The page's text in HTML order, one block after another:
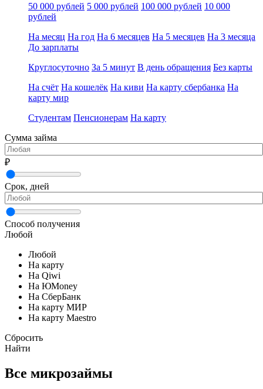
50 000 рублей 5 000 рублей 100 000 рублей 10 000
рублей
На месяц На год На 6 месяцев На 5 месяцев На 3 месяца
До зарплаты
Круглосуточно За 5 минут В день обращения Без карты
На счёт На кошелёк На киви На карту сбербанка На
карту мир
Студентам Пенсионерам На карту
Сумма займа
₽
Срок, дней
Способ получения
Любой
Любой
На карту
На Qiwi
На ЮMoney
На СберБанк
На карту МИР
На карту Maestro
Сбросить
Найти
Все микрозаймы